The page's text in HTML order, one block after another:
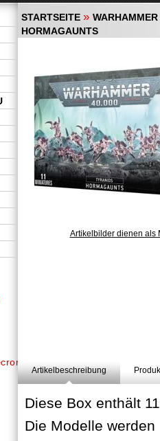
STARTSEITE »
HORMAGAUNTS
Artikelbilder dienen als
Artikelbeschreibung
Diese Box enthält
Die Modelle